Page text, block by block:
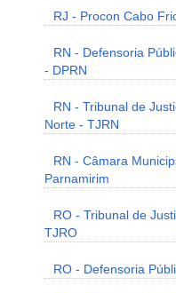
RJ - Procon Cabo
RN - Defensoria
- DPRN
RN - Tribunal de
Norte - TJRN
RN - Câmara
Parnamirim
RO - Tribunal de
TJRO
RO - Defensoria